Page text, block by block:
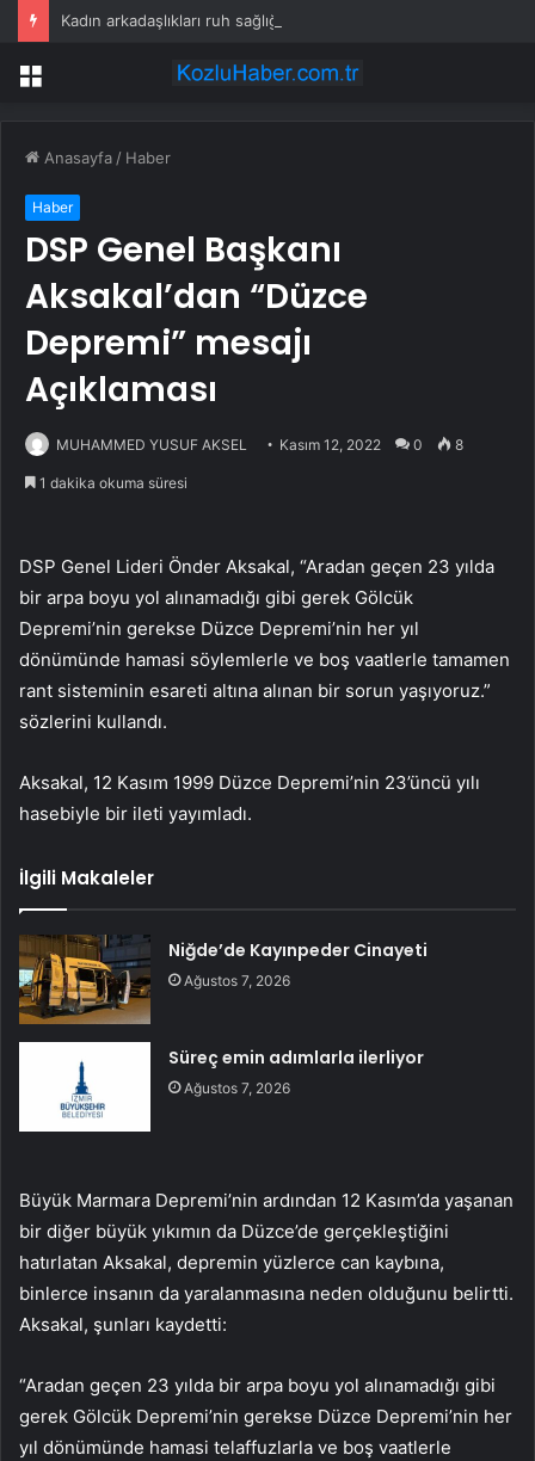
Kadın arkadaşlıkları ruh sağlığını güçlendiriyor
Menü
Anasayfa / Haber
Haber
DSP Genel Başkanı
Aksakal’dan “Düzce
Depremi” mesajı
Açıklaması
MUHAMMED YUSUF AKSEL Kasım 12, 2022 0 8
1 dakika okuma süresi
DSP Genel Lideri Önder Aksakal, “Aradan geçen 23 yılda
bir arpa boyu yol alınamadığı gibi gerek Gölcük
Depremi’nin gerekse Düzce Depremi’nin her yıl
dönümünde hamasi söylemlerle ve boş vaatlerle tamamen
rant sisteminin esareti altına alınan bir sorun yaşıyoruz.”
sözlerini kullandı.
Aksakal, 12 Kasım 1999 Düzce Depremi’nin 23’üncü yılı
hasebiyle bir ileti yayımladı.
İlgili Makaleler
Niğde’de Kayınpeder Cinayeti
Ağustos 7, 2026
Süreç emin adımlarla ilerliyor
Ağustos 7, 2026
Büyük Marmara Depremi’nin ardından 12 Kasım’da yaşanan
bir diğer büyük yıkımın da Düzce’de gerçekleştiğini
hatırlatan Aksakal, depremin yüzlerce can kaybına,
binlerce insanın da yaralanmasına neden olduğunu belirtti.
Aksakal, şunları kaydetti:
“Aradan geçen 23 yılda bir arpa boyu yol alınamadığı gibi
gerek Gölcük Depremi’nin gerekse Düzce Depremi’nin her
yıl dönümünde hamasi telaffuzlarla ve boş vaatlerle